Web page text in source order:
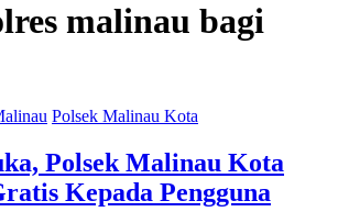
malinau bagi
Polsek Malinau Kota
Polsek Malinau Kota
Kepada Pengguna